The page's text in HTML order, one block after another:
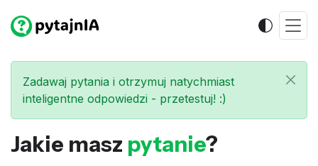
Zadawaj pytania i otrzymuj natychmiast
inteligentne odpowiedzi - przetestuj! :)
Jakie masz pytanie?